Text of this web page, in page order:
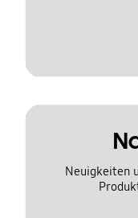
Neuigkeiten